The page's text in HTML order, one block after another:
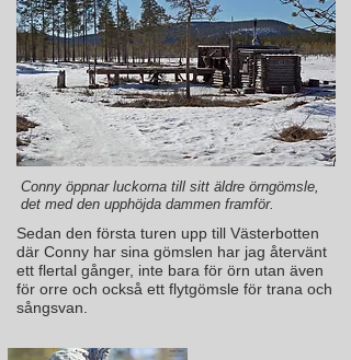
Conny öppnar luckorna till sitt äldre örngömsle,
det med den upphöjda dammen framför.
Sedan den första turen upp till Västerbotten
där Conny har sina gömslen har jag återvänt
ett flertal gånger, inte bara för örn utan även
för orre och också ett flytgömsle för trana och
sångsvan.